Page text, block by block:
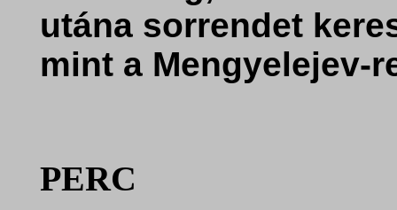
utána sorrendet
mint a Mengyelejev-
PERC